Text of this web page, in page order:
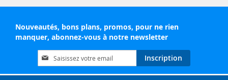
Nouveautés, bons plans, promos, pour ne rien
manquer, abonnez-vous à notre newsletter
Inscription
à
notre
Inscription